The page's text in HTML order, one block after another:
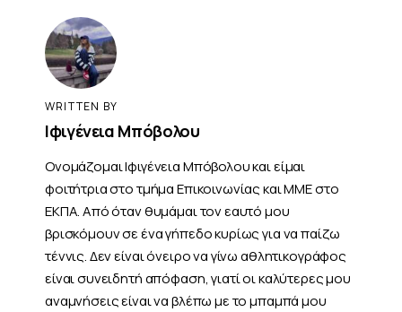
WRITTEN BY
Ιφιγένεια Μπόβολου
Ονομάζομαι Ιφιγένεια Μπόβολου και είμαι
φοιτήτρια στο τμήμα Επικοινωνίας και ΜΜΕ στο
ΕΚΠΑ. Από όταν θυμάμαι τον εαυτό μου
βρισκόμουν σε ένα γήπεδο κυρίως για να παίζω
τέννις. Δεν είναι όνειρο να γίνω αθλητικογράφος
είναι συνειδητή απόφαση, γιατί οι καλύτερες μου
αναμνήσεις είναι να βλέπω με το μπαμπά μου